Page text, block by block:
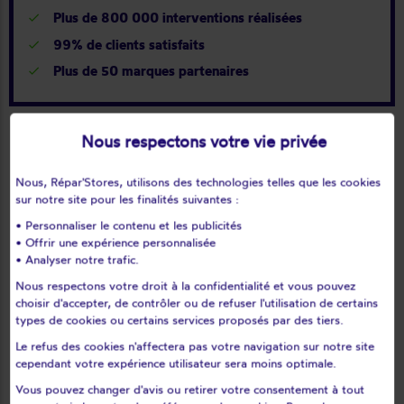
Plus de 800 000 interventions réalisées
99% de clients satisfaits
Plus de 50 marques partenaires
help_outline
problème
sur mon
matériel
Nous respectons votre vie privée
Nous, Répar'Stores, utilisons des technologies telles que les cookies
sur notre site pour les finalités suivantes :
• Personnaliser le contenu et les publicités
• Offrir une expérience personnalisée
• Analyser notre trafic.
Nous respectons votre droit à la confidentialité et vous pouvez
choisir d'accepter, de contrôler ou de refuser l'utilisation de certains
types de cookies ou certains services proposés par des tiers.
Le refus des cookies n'affectera pas votre navigation sur notre site
cependant votre expérience utilisateur sera moins optimale.
Vous pouvez changer d'avis ou retirer votre consentement à tout